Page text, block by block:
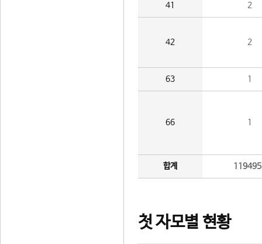
41 2
42 2
63 1
66 1
합계
첫 자모별 현황